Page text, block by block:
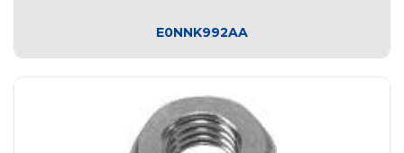
E0NNK992AA